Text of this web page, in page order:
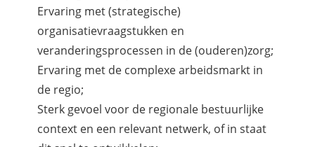
Ervaring met (strategische)
organisatievraagstukken en
veranderingsprocessen in de (ouderen)zorg;
Ervaring met de complexe arbeidsmarkt in
de regio;
Sterk gevoel voor de regionale bestuurlijke
context en een relevant netwerk, of in staat